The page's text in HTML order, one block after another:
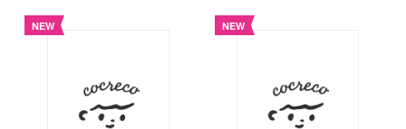
NEW NEW